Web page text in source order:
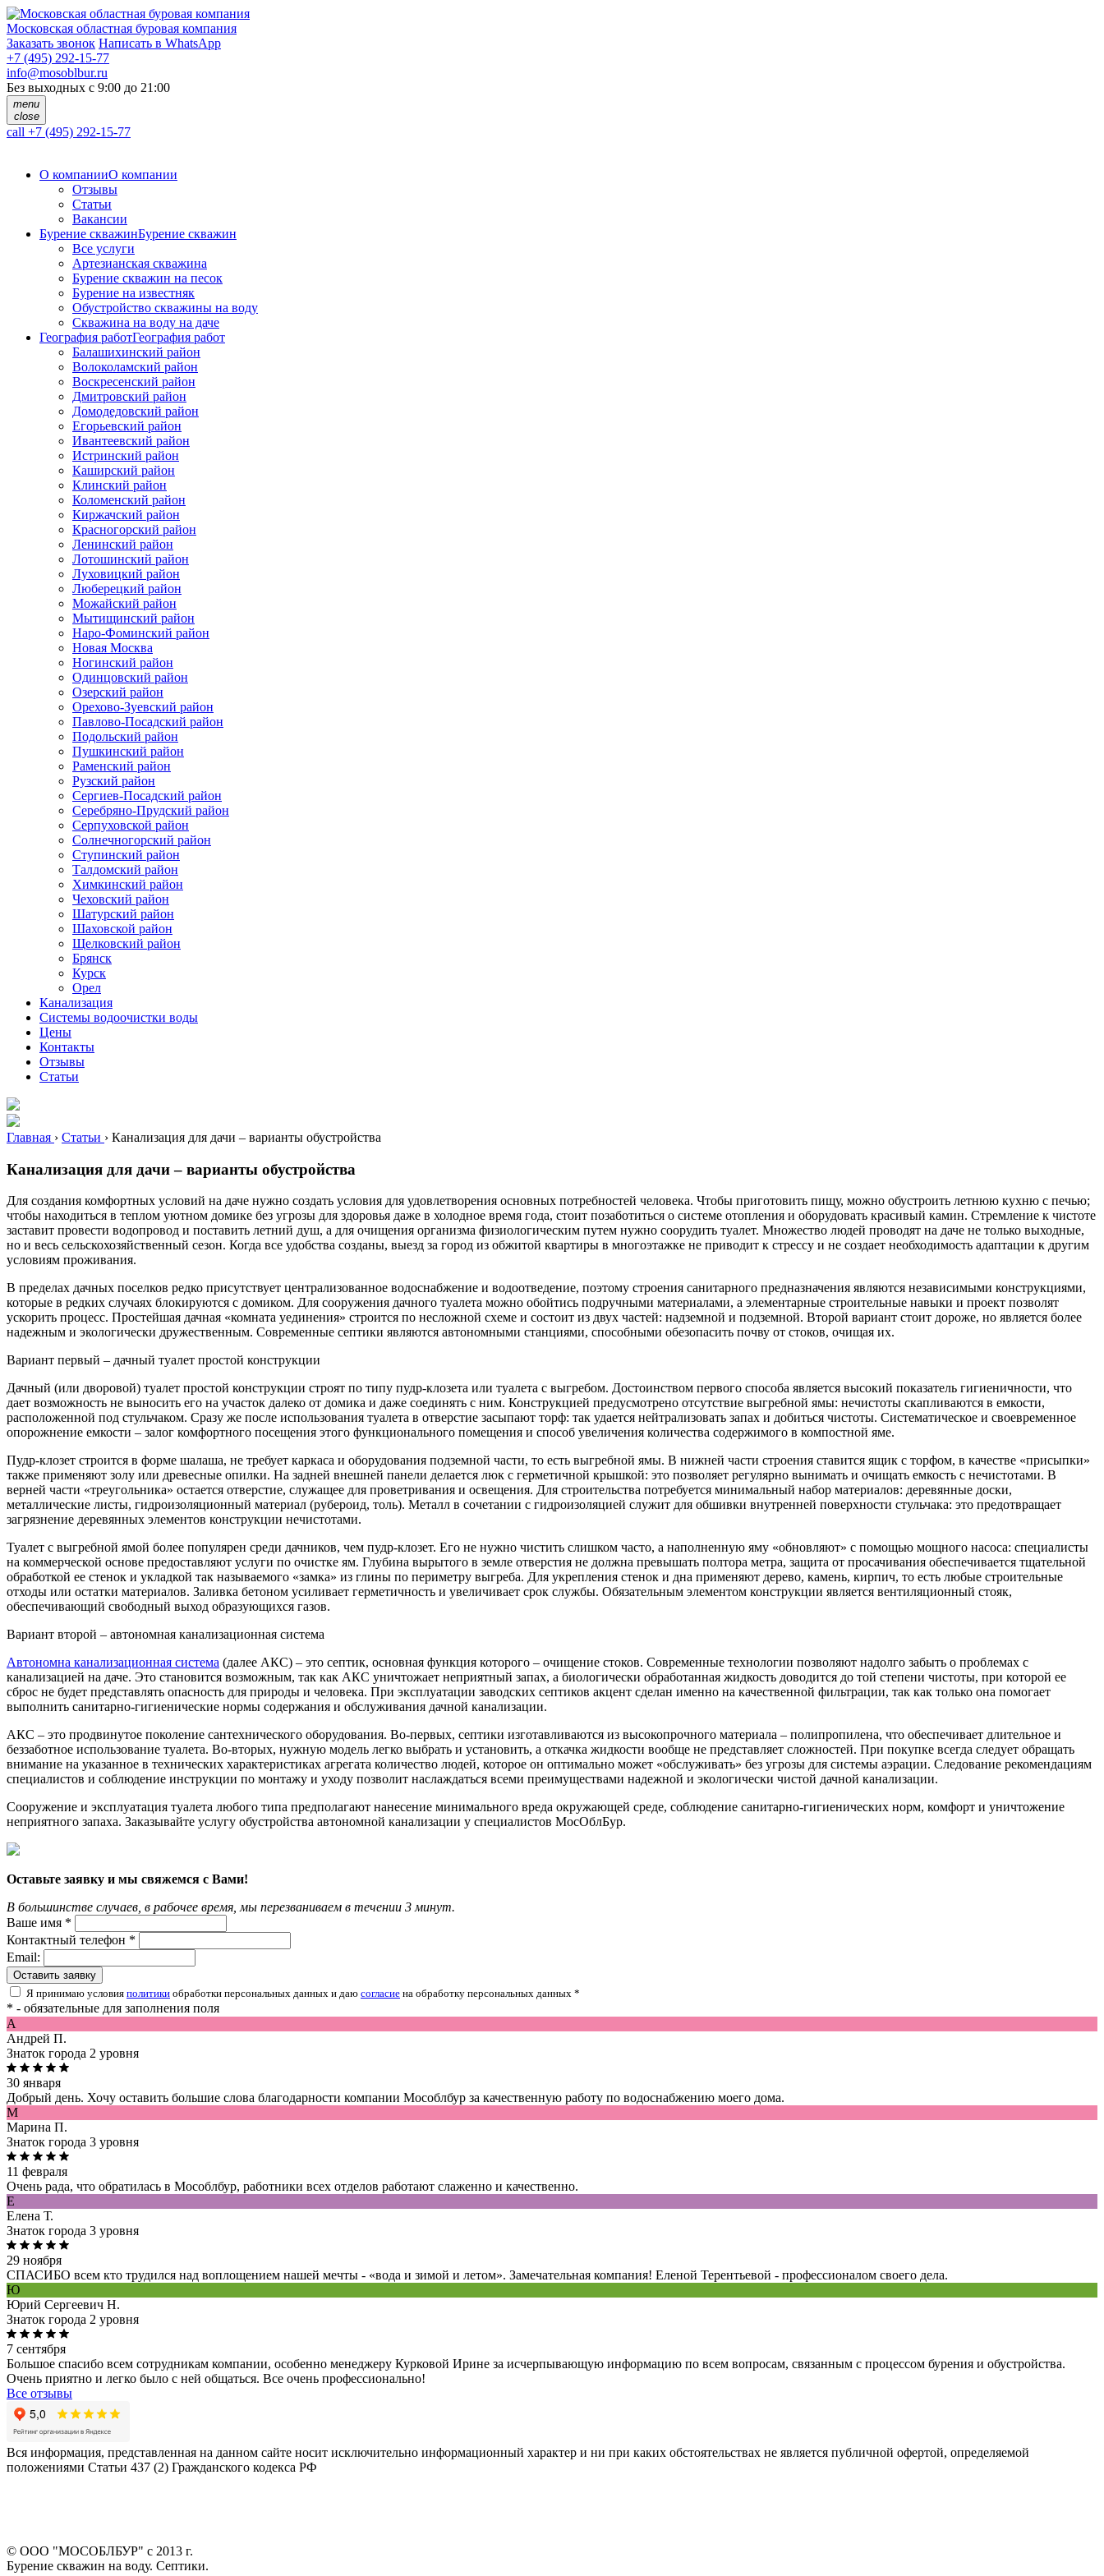
Московская областная буровая компания
Заказать звонок Написать в WhatsApp
+7 (495) 292-15-77
info@mosoblbur.ru
Без выходных с 9:00 до 21:00
menu
close
call +7 (495) 292-15-77
О компанииО компании
Отзывы
Статьи
Вакансии
Бурение скважинБурение скважин
Все услуги
Артезианская скважина
Бурение скважин на песок
Бурение на известняк
Обустройство скважины на воду
Скважина на воду на даче
География работГеография работ
Балашихинский район
Волоколамский район
Воскресенский район
Дмитровский район
Домодедовский район
Егорьевский район
Ивантеевский район
Истринский район
Каширский район
Клинский район
Коломенский район
Киржачский район
Красногорский район
Ленинский район
Лотошинский район
Луховицкий район
Люберецкий район
Можайский район
Мытищинский район
Наро-Фоминский район
Новая Москва
Ногинский район
Одинцовский район
Озерский район
Орехово-Зуевский район
Павлово-Посадский район
Подольский район
Пушкинский район
Раменский район
Рузский район
Сергиев-Посадский район
Серебряно-Прудский район
Серпуховской район
Солнечногорский район
Ступинский район
Талдомский район
Химкинский район
Чеховский район
Шатурский район
Шаховской район
Щелковский район
Брянск
Курск
Орел
Канализация
Системы водоочистки воды
Цены
Контакты
Отзывы
Статьи
Главная › Статьи › Канализация для дачи – варианты обустройства
Канализация для дачи – варианты обустройства
Для создания комфортных условий на даче нужно создать условия для удовлетворения основных потребностей человека. Чтобы приготовить пищу, можно обустроить летнюю кухню с печью;
чтобы находиться в теплом уютном домике без угрозы для здоровья даже в холодное время года, стоит позаботиться о системе отопления и оборудовать красивый камин. Стремление к чистоте
заставит провести водопровод и поставить летний душ, а для очищения организма физиологическим путем нужно соорудить туалет. Множество людей проводят на даче не только выходные,
но и весь сельскохозяйственный сезон. Когда все удобства созданы, выезд за город из обжитой квартиры в многоэтажке не приводит к стрессу и не создает необходимость адаптации к другим
условиям проживания.
В пределах дачных поселков редко присутствует централизованное водоснабжение и водоотведение, поэтому строения санитарного предназначения являются независимыми конструкциями,
которые в редких случаях блокируются с домиком. Для сооружения дачного туалета можно обойтись подручными материалами, а элементарные строительные навыки и проект позволят
ускорить процесс. Простейшая дачная «комната уединения» строится по несложной схеме и состоит из двух частей: надземной и подземной. Второй вариант стоит дороже, но является более
надежным и экологически дружественным. Современные септики являются автономными станциями, способными обезопасить почву от стоков, очищая их.
Вариант первый – дачный туалет простой конструкции
Дачный (или дворовой) туалет простой конструкции строят по типу пудр-клозета или туалета с выгребом. Достоинством первого способа является высокий показатель гигиеничности, что
дает возможность не выносить его на участок далеко от домика и даже соединять с ним. Конструкцией предусмотрено отсутствие выгребной ямы: нечистоты скапливаются в емкости,
расположенной под стульчаком. Сразу же после использования туалета в отверстие засыпают торф: так удается нейтрализовать запах и добиться чистоты. Систематическое и своевременное
опорожнение емкости – залог комфортного посещения этого функционального помещения и способ увеличения количества содержимого в компостной яме.
Пудр-клозет строится в форме шалаша, не требует каркаса и оборудования подземной части, то есть выгребной ямы. В нижней части строения ставится ящик с торфом, в качестве «присыпки»
также применяют золу или древесные опилки. На задней внешней панели делается люк с герметичной крышкой: это позволяет регулярно вынимать и очищать емкость с нечистотами. В
верней части «треугольника» остается отверстие, служащее для проветривания и освещения. Для строительства потребуется минимальный набор материалов: деревянные доски,
металлические листы, гидроизоляционный материал (рубероид, толь). Металл в сочетании с гидроизоляцией служит для обшивки внутренней поверхности стульчака: это предотвращает
загрязнение деревянных элементов конструкции нечистотами.
Туалет с выгребной ямой более популярен среди дачников, чем пудр-клозет. Его не нужно чистить слишком часто, а наполненную яму «обновляют» с помощью мощного насоса: специалисты
на коммерческой основе предоставляют услуги по очистке ям. Глубина вырытого в земле отверстия не должна превышать полтора метра, защита от просачивания обеспечивается тщательной
обработкой ее стенок и укладкой так называемого «замка» из глины по периметру выгреба. Для укрепления стенок и дна применяют дерево, камень, кирпич, то есть любые строительные
отходы или остатки материалов. Заливка бетоном усиливает герметичность и увеличивает срок службы. Обязательным элементом конструкции является вентиляционный стояк,
обеспечивающий свободный выход образующихся газов.
Вариант второй – автономная канализационная система
Автономна канализационная система (далее АКС) – это септик, основная функция которого – очищение стоков. Современные технологии позволяют надолго забыть о проблемах с
канализацией на даче. Это становится возможным, так как АКС уничтожает неприятный запах, а биологически обработанная жидкость доводится до той степени чистоты, при которой ее
сброс не будет представлять опасность для природы и человека. При эксплуатации заводских септиков акцент сделан именно на качественной фильтрации, так как только она помогает
выполнить санитарно-гигиенические нормы содержания и обслуживания дачной канализации.
АКС – это продвинутое поколение сантехнического оборудования. Во-первых, септики изготавливаются из высокопрочного материала – полипропилена, что обеспечивает длительное и
беззаботное использование туалета. Во-вторых, нужную модель легко выбрать и установить, а откачка жидкости вообще не представляет сложностей. При покупке всегда следует обращать
внимание на указанное в технических характеристиках агрегата количество людей, которое он оптимально может «обслуживать» без угрозы для системы аэрации. Следование рекомендациям
специалистов и соблюдение инструкции по монтажу и уходу позволит наслаждаться всеми преимуществами надежной и экологически чистой дачной канализации.
Сооружение и эксплуатация туалета любого типа предполагают нанесение минимального вреда окружающей среде, соблюдение санитарно-гигиенических норм, комфорт и уничтожение
неприятного запаха. Заказывайте услугу обустройства автономной канализации у специалистов МосОблБур.
Оставьте заявку и мы свяжемся с Вами!
В большинстве случаев, в рабочее время, мы перезваниваем в течении 3 минут.
Ваше имя *
Контактный телефон *
Email:
Оставить заявку
Я принимаю условия политики обработки персональных данных и даю согласие на обработку персональных данных *
* - обязательные для заполнения поля
A
Андрей П.
Знаток города 2 уровня
30 января
Добрый день. Хочу оставить большие слова благодарности компании Мособлбур за качественную работу по водоснабжению моего дома.
М
Марина П.
Знаток города 3 уровня
11 февраля
Очень рада, что обратилась в Мособлбур, работники всех отделов работают слаженно и качественно.
Е
Елена Т.
Знаток города 3 уровня
29 ноября
СПАСИБО всем кто трудился над воплощением нашей мечты - «вода и зимой и летом». Замечательная компания! Еленой Терентьевой - профессионалом своего дела.
Ю
Юрий Сергеевич Н.
Знаток города 2 уровня
7 сентября
Большое спасибо всем сотрудникам компании, особенно менеджеру Курковой Ирине за исчерпывающую информацию по всем вопросам, связанным с процессом бурения и обустройства.
Очень приятно и легко было с ней общаться. Все очень профессионально!
Все отзывы
Вся информация, представленная на данном сайте носит исключительно информационный характер и ни при каких обстоятельствах не является публичной офертой, определяемой
положениями Статьи 437 (2) Гражданского кодекса РФ
© ООО "МОСОБЛБУР" с 2013 г.
Бурение скважин на воду. Септики.